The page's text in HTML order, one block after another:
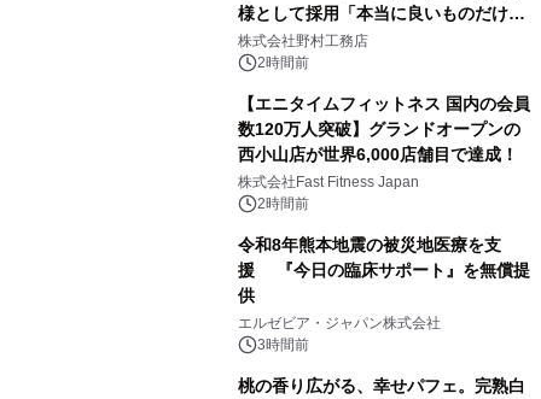
様として採用「本当に良いものだけに
こだわる」
株式会社野村工務店
2時間前
【エニタイムフィットネス 国内の会員
数120万人突破】グランドオープンの
西小山店が世界6,000店舗目で達成！
株式会社Fast Fitness Japan
2時間前
令和8年熊本地震の被災地医療を支
援 『今日の臨床サポート』を無償提
供
エルゼビア・ジャパン株式会社
3時間前
桃の香り広がる、幸せパフェ。完熟白